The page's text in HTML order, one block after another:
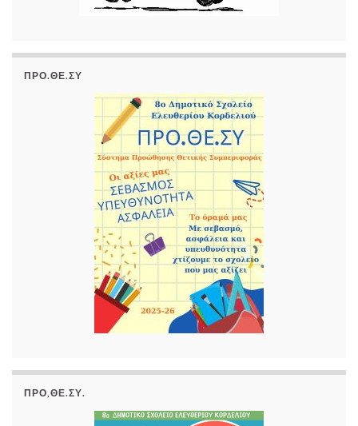
ΠΡΟ.ΘΕ.ΣΥ
ΠΡΟ,ΘΕ.ΣΥ.